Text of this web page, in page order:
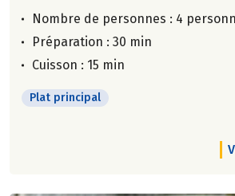
Nombre de personnes : 4
Préparation : 30 min
Cuisson : 15 min
Plat principal